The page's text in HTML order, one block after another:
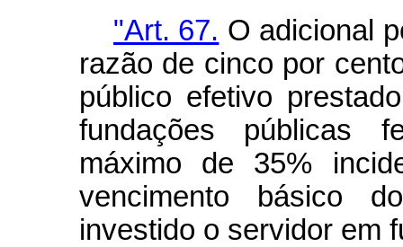
"Art. 67. O adicional
razão de cinco por
público efetivo
fundações públicas
máximo de 35%
vencimento básico
investido o servidor em